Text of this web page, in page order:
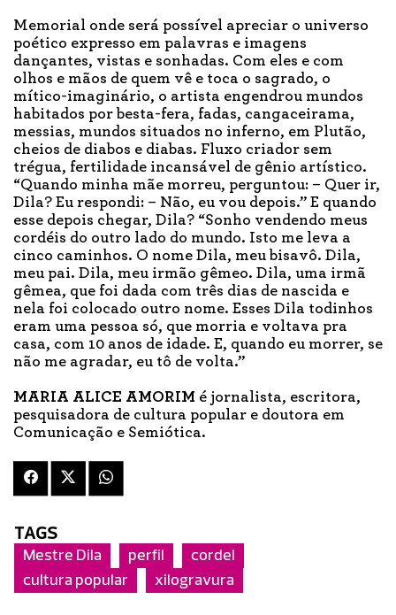
Memorial onde será possível apreciar o universo
poético expresso em palavras e imagens
dançantes, vistas e sonhadas. Com eles e com
olhos e mãos de quem vê e toca o sagrado, o
mítico-imaginário, o artista engendrou mundos
habitados por besta-fera, fadas, cangaceirama,
messias, mundos situados no inferno, em Plutão,
cheios de diabos e diabas. Fluxo criador sem
trégua, fertilidade incansável de gênio artístico.
“Quando minha mãe morreu, perguntou: – Quer ir,
Dila? Eu respondi: – Não, eu vou depois.” E quando
esse depois chegar, Dila? “Sonho vendendo meus
cordéis do outro lado do mundo. Isto me leva a
cinco caminhos. O nome Dila, meu bisavô. Dila,
meu pai. Dila, meu irmão gêmeo. Dila, uma irmã
gêmea, que foi dada com três dias de nascida e
nela foi colocado outro nome. Esses Dila todinhos
eram uma pessoa só, que morria e voltava pra
casa, com 10 anos de idade. E, quando eu morrer, se
não me agradar, eu tô de volta.”
MARIA ALICE AMORIM é jornalista, escritora,
pesquisadora de cultura popular e doutora em
Comunicação e Semiótica.
TAGS
Mestre Dila perfil
cordel
cultura popular
xilogravura